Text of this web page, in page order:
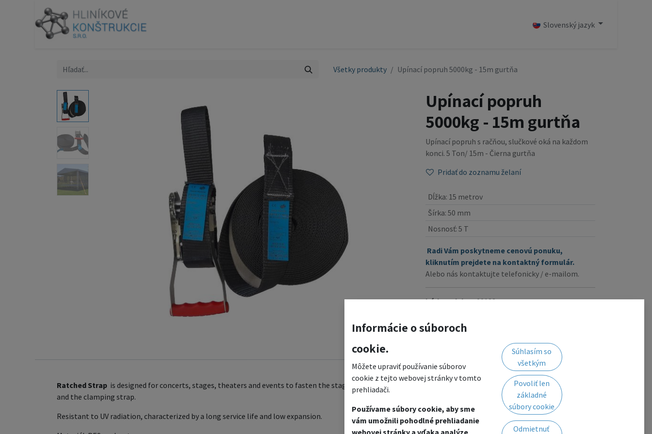
Slovenský jazyk
Všetky produkty Upínací popruh 5000kg - 15m gurtňa
Upínací popruh
5000kg - 15m gurtňa
Upínací popruh s račňou, slučkové oká na každom
konci. 5 Ton/ 15m - Čierna gurtňa
Pridať do zoznamu želaní
Dĺžka: 15 metrov
Šírka: 50 mm
Nosnosť: 5 T
Radi Vám poskytneme cenovú ponuku,
kliknutím prejdete na kontaktný formulár.
Alebo nás kontaktujte telefonicky / e-mailom.
kód produktu:00123
Ratched Strap is designed for concerts, stages, theaters and events to fasten the stage roof, stage structure. There is a loop eye at the end of both the ratchet
and the clamping strap.
Resistant to UV radiation, characterized by a long service life and low expansion.
Informácie o súboroch
cookie.
Môžete upraviť používanie súborov
cookie z tejto webovej stránky v tomto
prehliadači.
Používame súbory cookie, aby sme
vám umožnili pohodlné prehliadanie
webovej stránky a vďaka analýze
Súhlasím so
všetkým
Povoliť len
základné
súbory cookie
Odmietnuť